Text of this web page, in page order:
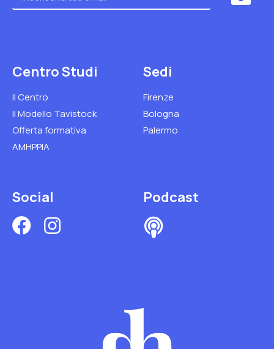
Centro Studi
Il Centro
Il Modello Tavistock
Offerta formativa
AMHPPIA
Sedi
Firenze
Bologna
Palermo
Social Podcast